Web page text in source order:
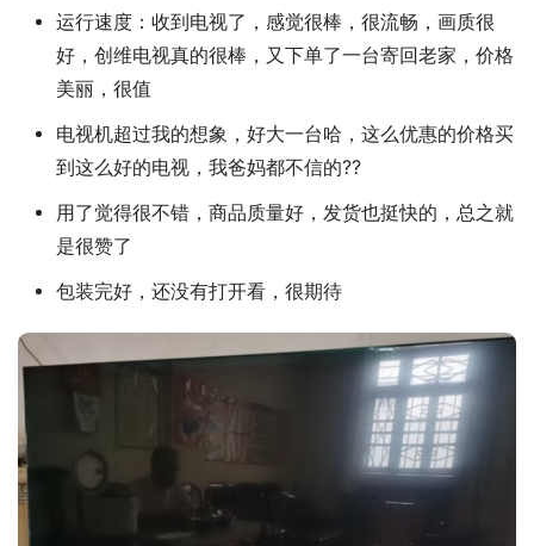
运行速度：收到电视了，感觉很棒，很流畅，画质很
好，创维电视真的很棒，又下单了一台寄回老家，价格
美丽，很值
电视机超过我的想象，好大一台哈，这么优惠的价格买
到这么好的电视，我爸妈都不信的??
用了觉得很不错，商品质量好，发货也挺快的，总之就
是很赞了
包装完好，还没有打开看，很期待